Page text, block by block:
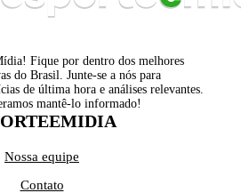
Fique por dentro dos melhores
do Brasil. Junte-se a nós para
de última hora e análises relevantes.
mantê-lo informado!
Nossa equipe
Contato